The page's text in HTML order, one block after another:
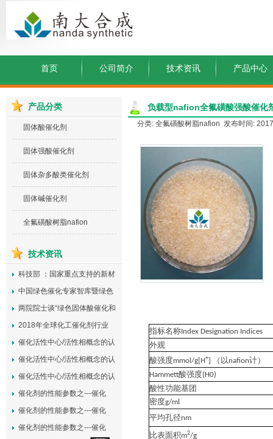
首页 公司简介 技术资讯 产品中心
产品分类
固体酸催化剂
固体强酸催化剂
固体杂多酸类催化剂
固体碱催化剂
全氟磺酸树脂nafion
技术资讯
科技部 ：国家重点支持的新材
料...
中国绿色催化专家智库暨绿色
催化...
两院院士谈“绿色固体酸催化和
可...
2018年全球化工催化剂行业
发...
催化活性中心/活性相概念的认
知...
催化活性中心/活性相概念的认
知...
催化活性中心/活性相概念的认
知...
催化剂的性能参数之---催化
活...
催化剂的性能参数之---催化
稳...
催化剂的性能参数之---催化
负载型nafion全氟磺酸强酸催化
分类: 全氟磺酸树脂nafion 发布时间:
指标名称Index Designation Indices
外观
酸强度mmol/g[H+] （以nafion计）
Hammett酸强度(H0)
酸性功能基团
密度g/ml
平均孔径nm
比表面积m2/g